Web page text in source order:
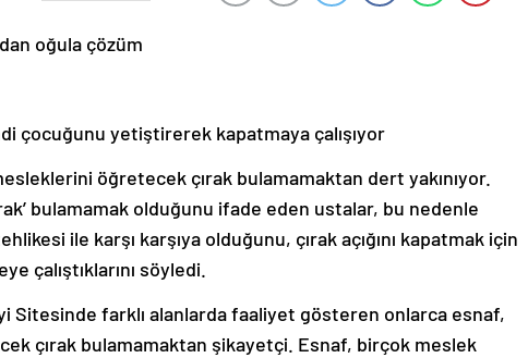
oğula çözüm
çocuğunu yetiştirerek kapatmaya çalışıyor
öğretecek çırak bulamamaktan dert yakınıyor.
bulamamak olduğunu ifade eden ustalar, bu nedenle
ile karşı karşıya olduğunu, çırak açığını kapatmak için
çalıştıklarını söyledi.
Sitesinde farklı alanlarda faaliyet gösteren onlarca esnaf,
çırak bulamamaktan şikayetçi. Esnaf, birçok meslek